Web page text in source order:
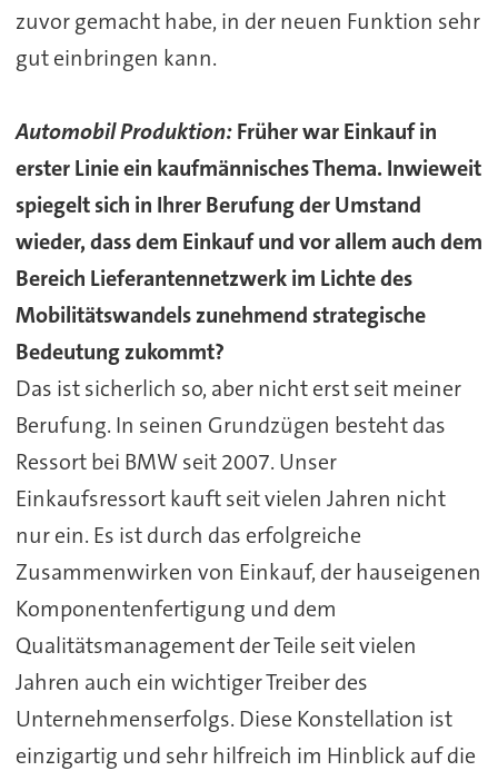
zuvor gemacht habe, in der neuen Funktion sehr
gut einbringen kann.
Automobil Produktion:Früher war Einkauf in
erster Linie ein kaufmännisches Thema. Inwieweit
spiegelt sich in Ihrer Berufung der Umstand
wieder, dass dem Einkauf und vor allem auch dem
Bereich Lieferantennetzwerk im Lichte des
Mobilitätswandels zunehmend strategische
Bedeutung zukommt?
Das ist sicherlich so, aber nicht erst seit meiner
Berufung. In seinen Grundzügen besteht das
Ressort bei BMW seit 2007. Unser
Einkaufsressort kauft seit vielen Jahren nicht
nur ein. Es ist durch das erfolgreiche
Zusammenwirken von Einkauf, der hauseigenen
Komponentenfertigung und dem
Qualitätsmanagement der Teile seit vielen
Jahren auch ein wichtiger Treiber des
Unternehmenserfolgs. Diese Konstellation ist
einzigartig und sehr hilfreich im Hinblick auf die